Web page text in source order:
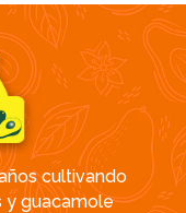
cultivando
y guacamole